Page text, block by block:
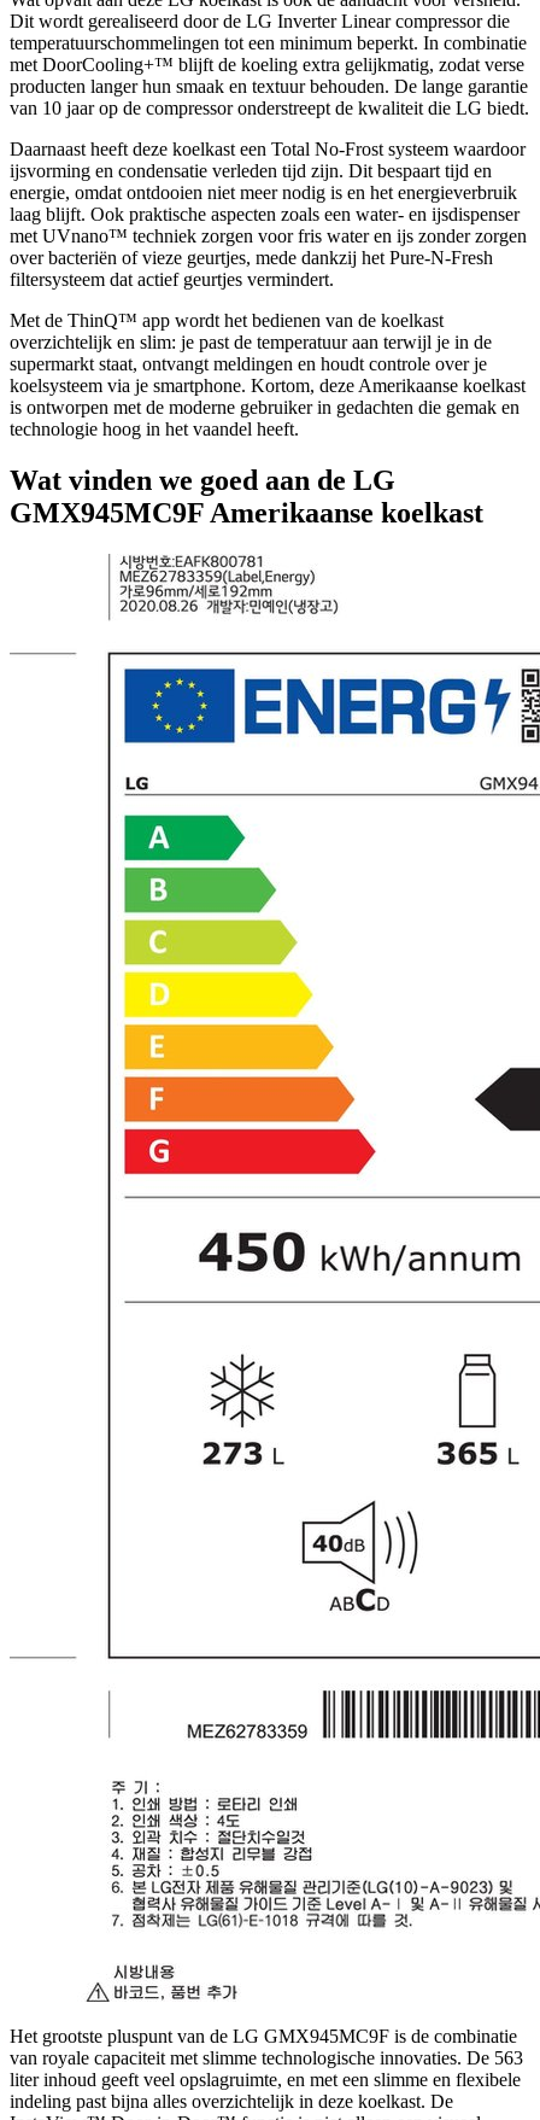
Dit wordt gerealiseerd door de LG Inverter Linear compressor die
temperatuurschommelingen tot een minimum beperkt. In combinatie
met DoorCooling+™ blijft de koeling extra gelijkmatig, zodat verse
producten langer hun smaak en textuur behouden. De lange garantie
van 10 jaar op de compressor onderstreept de kwaliteit die LG biedt.
Daarnaast heeft deze koelkast een Total No-Frost systeem waardoor
ijsvorming en condensatie verleden tijd zijn. Dit bespaart tijd en
energie, omdat ontdooien niet meer nodig is en het energieverbruik
laag blijft. Ook praktische aspecten zoals een water- en ijsdispenser
met UVnano™ techniek zorgen voor fris water en ijs zonder zorgen
over bacteriën of vieze geurtjes, mede dankzij het Pure-N-Fresh
filtersysteem dat actief geurtjes vermindert.
Met de ThinQ™ app wordt het bedienen van de koelkast
overzichtelijk en slim: je past de temperatuur aan terwijl je in de
supermarkt staat, ontvangt meldingen en houdt controle over je
koelsysteem via je smartphone. Kortom, deze Amerikaanse koelkast
is ontworpen met de moderne gebruiker in gedachten die gemak en
technologie hoog in het vaandel heeft.
Wat vinden we goed aan de LG
GMX945MC9F Amerikaanse koelkast
Het grootste pluspunt van de LG GMX945MC9F is de combinatie
van royale capaciteit met slimme technologische innovaties. De 563
liter inhoud geeft veel opslagruimte, en met een slimme en flexibele
indeling past bijna alles overzichtelijk in deze koelkast. De